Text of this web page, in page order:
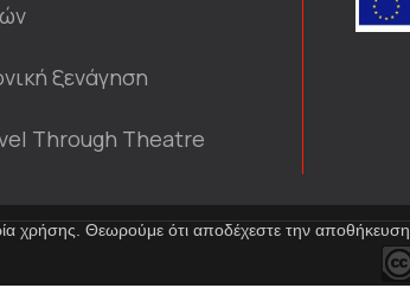
χρήσης. Θεωρούμε ότι αποδέχεστε την
ξενάγηση
Through Theatre